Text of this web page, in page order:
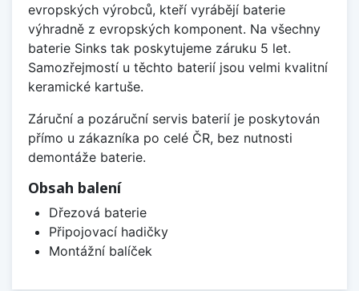
evropských výrobců, kteří vyrábějí baterie
výhradně z evropských komponent. Na všechny
baterie Sinks tak poskytujeme záruku 5 let.
Samozřejmostí u těchto baterií jsou velmi kvalitní
keramické kartuše.
Záruční a pozáruční servis baterií je poskytován
přímo u zákazníka po celé ČR, bez nutnosti
demontáže baterie.
Obsah balení
Dřezová baterie
Připojovací hadičky
Montážní balíček